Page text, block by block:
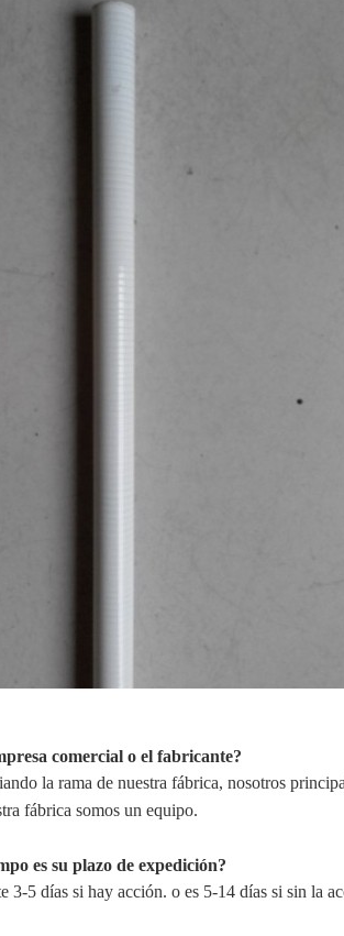
comercial o el fabricante?
la rama de nuestra fábrica, nosotros
fábrica somos un equipo.
es su plazo de expedición?
3-5 días si hay acción. o es 5-14 días si sin la